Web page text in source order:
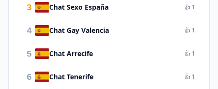
3 Chat Sexo España 👍 1
4 Chat Gay Valencia 👍 1
5 Chat Arrecife 👍 1
6 Chat Tenerife 👍 1